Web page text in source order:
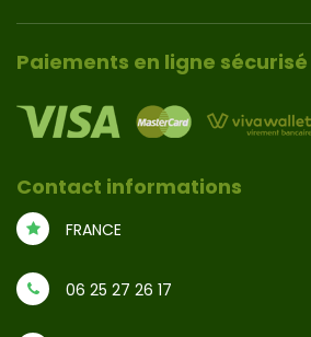
Paiements en ligne
Contact informations
FRANCE
06 25 27 26 17